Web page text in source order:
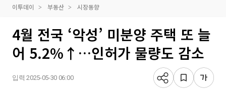
이투데이 부동산 시장동향
4월 전국 ‘악성’ 미분양 주택 또 늘
어 5.2%↑…인허가 물량도 감소
입력 2025-05-30 06:00